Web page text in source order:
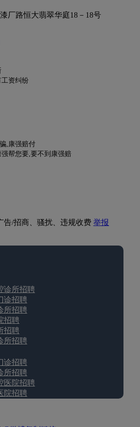
厂路恒大翡翠华庭18－18号
工资纠纷
,康强赔付
帮您要,要不到康强赔
告/招商、骚扰、违规收费举报
诊所招聘
诊招聘
所招聘
招聘
招聘
所招聘
诊招聘
所招聘
医院招聘
院招聘